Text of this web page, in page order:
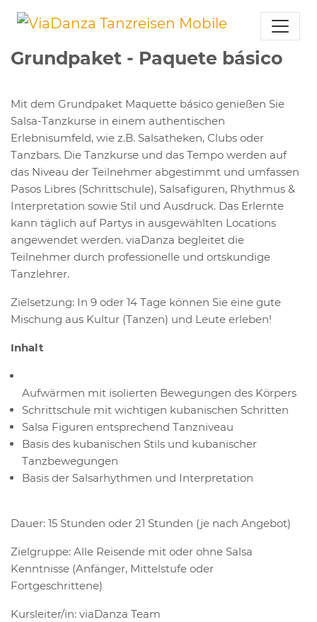
Grundpaket - Paquete básico
Mit dem Grundpaket Maquette básico genießen Sie
Salsa-Tanzkurse in einem authentischen
Erlebnisumfeld, wie z.B. Salsatheken, Clubs oder
Tanzbars. Die Tanzkurse und das Tempo werden auf
das Niveau der Teilnehmer abgestimmt und umfassen
Pasos Libres (Schrittschule), Salsafiguren, Rhythmus &
Interpretation sowie Stil und Ausdruck. Das Erlernte
kann täglich auf Partys in ausgewählten Locations
angewendet werden. viaDanza begleitet die
Teilnehmer durch professionelle und ortskundige
Tanzlehrer.
Zielsetzung: In 9 oder 14 Tage können Sie eine gute
Mischung aus Kultur (Tanzen) und Leute erleben!
Inhalt
Aufwärmen mit isolierten Bewegungen des Körpers
Schrittschule mit wichtigen kubanischen Schritten
Salsa Figuren entsprechend Tanzniveau
Basis des kubanischen Stils und kubanischer
Tanzbewegungen
Basis der Salsarhythmen und Interpretation
Dauer: 15 Stunden oder 21 Stunden (je nach Angebot)
Zielgruppe: Alle Reisende mit oder ohne Salsa
Kenntnisse (Anfänger, Mittelstufe oder
Fortgeschrittene)
Kursleiter/in: viaDanza Team